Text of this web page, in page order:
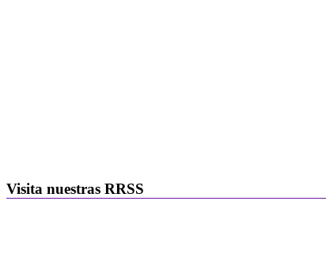
Visita nuestras RRSS